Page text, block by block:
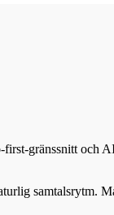
gränssnitt och
samtalsrytm.